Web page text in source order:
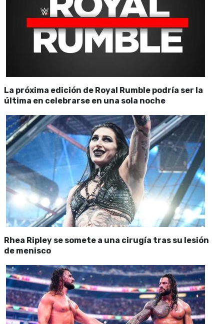
La próxima edición de Royal Rumble podría ser la
última en celebrarse en una sola noche
Rhea Ripley se somete a una cirugía tras su lesión
de menisco